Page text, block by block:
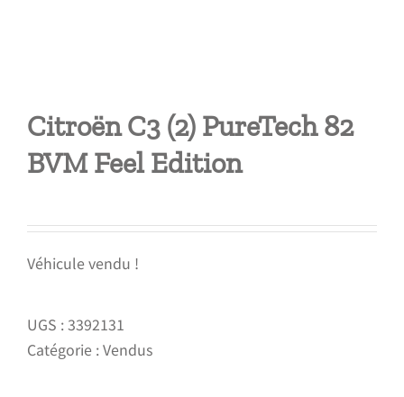
Citroën C3 (2) PureTech 82
BVM Feel Edition
Véhicule vendu !
UGS :3392131
Catégorie :Vendus